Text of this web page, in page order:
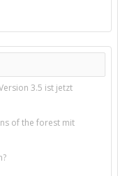
3.5 ist jetzt
of the forest mit